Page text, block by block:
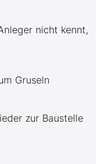
nicht kennt,
Gruseln
zur Baustelle